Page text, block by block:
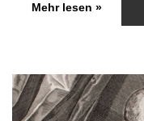
Mehr lesen »